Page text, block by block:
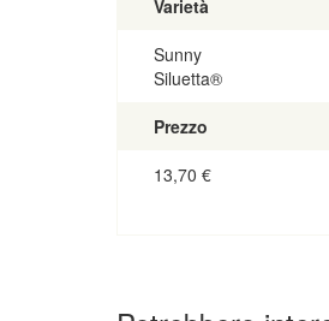
Varietà
Sunny
Siluetta®
Prezzo
13,70 €